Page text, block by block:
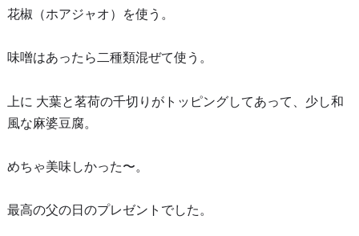
花椒（ホアジャオ）を使う。
味噌はあったら二種類混ぜて使う。
上に 大葉と茗荷の千切りがトッピングしてあって、少し和
風な麻婆豆腐。
めちゃ美味しかった〜。
最高の父の日のプレゼントでした。